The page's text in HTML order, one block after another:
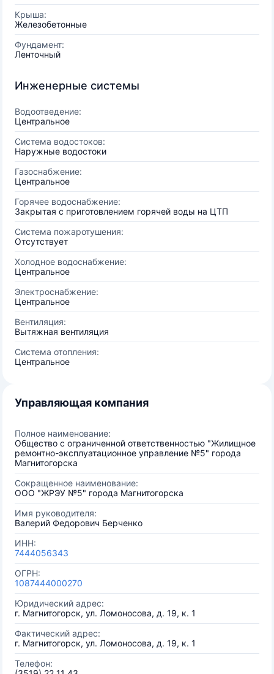
Крыша:
Железобетонные
Фундамент:
Ленточный
Инженерные системы
Водоотведение:
Центральное
Система водостоков:
Наружные водостоки
Газоснабжение:
Центральное
Горячее водоснабжение:
Закрытая с приготовлением горячей воды на ЦТП
Система пожаротушения:
Отсутствует
Холодное водоснабжение:
Центральное
Электроснабжение:
Центральное
Вентиляция:
Вытяжная вентиляция
Система отопления:
Центральное
Управляющая компания
Полное наименование:
Общество с ограниченной ответственностью "Жилищное
ремонтно-эксплуатационное управление №5" города
Магнитогорска
Сокращенное наименование:
ООО "ЖРЭУ №5" города Магнитогорска
Имя руководителя:
Валерий Федорович Берченко
ИНН:
7444056343
ОГРН:
1087444000270
Юридический адрес:
г. Магнитогорск, ул. Ломоносова, д. 19, к. 1
Фактический адрес:
г. Магнитогорск, ул. Ломоносова, д. 19, к. 1
Телефон: